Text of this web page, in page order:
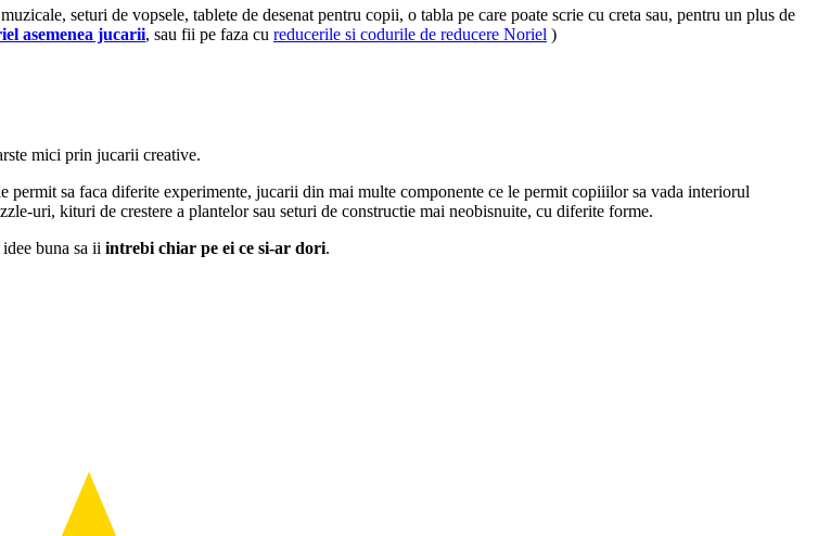
seturi de vopsele, tablete de desenat pentru copii, o tabla pe care poate scrie cu creta sau, pentru un plus de
asemenea jucarii, sau fii pe faza cu reducerile si codurile de reducere Noriel )
mici prin jucarii creative.
sa faca diferite experimente, jucarii din mai multe componente ce le permit copiiilor sa vada interiorul
uri, kituri de crestere a plantelor sau seturi de constructie mai neobisnuite, cu diferite forme.
buna sa ii intrebi chiar pe ei ce si-ar dori.